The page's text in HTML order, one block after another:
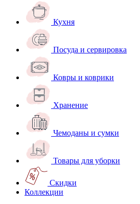
Кухня
Посуда и сервировка
Ковры и коврики
Хранение
Чемоданы и сумки
Товары для уборки
Скидки
Коллекции